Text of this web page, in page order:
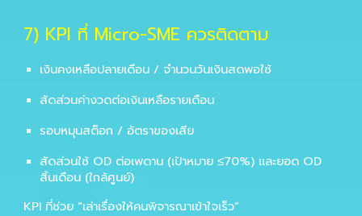
7) KPI ที่ Micro-SME ควรติดตาม
เงินคงเหลือปลายเดือน / จำนวนวันเงินสดพอใช้
สัดส่วนค่างวดต่อเงินเหลือรายเดือน
รอบหมุนสต็อก / อัตราของเสีย
สัดส่วนใช้ OD ต่อเพดาน (เป้าหมาย ≤70%) และยอด OD
สิ้นเดือน (ใกล้ศูนย์)
KPI ที่ช่วย “เล่าเรื่องให้คนพิจารณาเข้าใจเร็ว”